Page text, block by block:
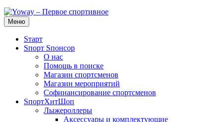
Меню
Sтарт
Sпорт Sпонсор
О нас
Помощь в поиске
Магазин спортсменов
Магазин мероприятий
Софинансирование спортсменов
SпортХитШоп
Лыжероллеры
Аксессуары и комплектующие